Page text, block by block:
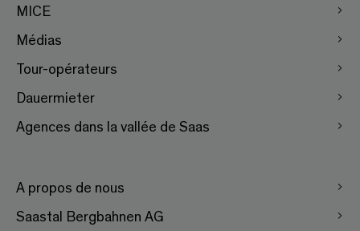
MICE
Médias
Tour-opérateurs
Dauermieter
Agences dans la vallée de Saas
A propos de nous
Saastal Bergbahnen AG